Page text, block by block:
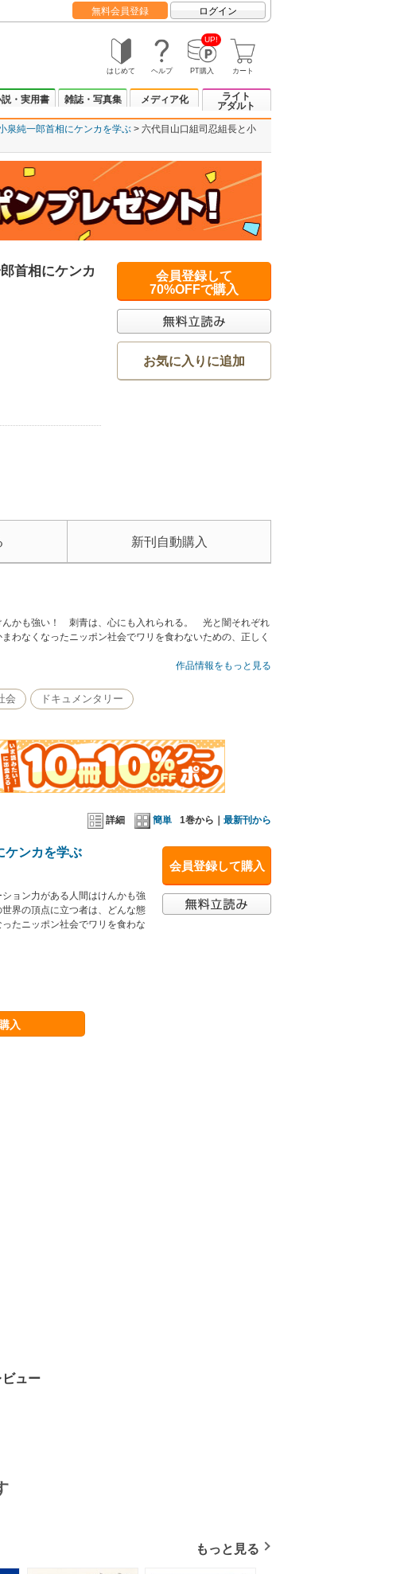
無料会員登録 ログイン
はじめて ヘルプ
UP!
PT購入 カート
説・実用書 雑誌・写真集 メディア化
ライト
アダルト
泉純一郎首相にケンカを学ぶ
六代目山口組司忍組長と小
首相にケンカ
会員登録して
70%OFFで購入
お気に入りに追加
新刊自動購入
かも強い！ 刺青は、心にも入れられる。 光と闇それぞれ
なくなったニッポン社会でワリを食わないための、正しく
作品情報をもっと見る
会 ドキュメンタリー
詳細 簡単 1巻から｜ 最新刊から
会員登録して購入
ケンカを学ぶ
ョン力がある人間はけんかも強
界の頂点に立つ者は、どんな態
たニッポン社会でワリを食わな
入
ュー
もっと見る